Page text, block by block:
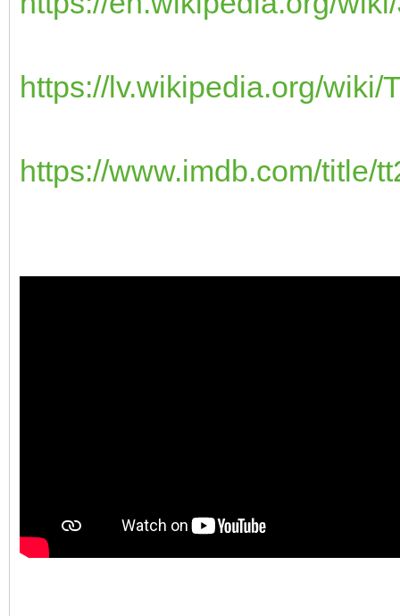
https://lv.wikipedia.org/
https://www.imdb.com/title/